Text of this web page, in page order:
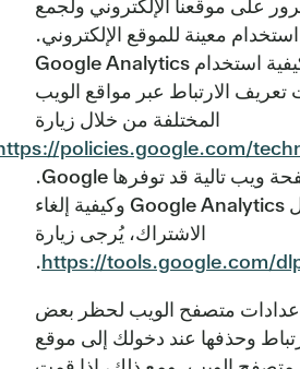
على موقعنا الإلكتروني ولجمع
معينة للموقع الإلكتروني.
يمكنك معرفة كيفية استخدام Google Analytics
الارتباط عبر مواقع الويب
المختلفة من خلال زيارة
policies.google.com/
أو أي صفحة ويب تالية قد توفرها Google.
لمعرفة المزيد حول Google Analytics وكيفية إلغاء
الاشتراك، يُرجى زيارة
https://tools.google.com/
.
متصفح الويب لحظر بعض
وحذفها عند دخولك إلى موقع